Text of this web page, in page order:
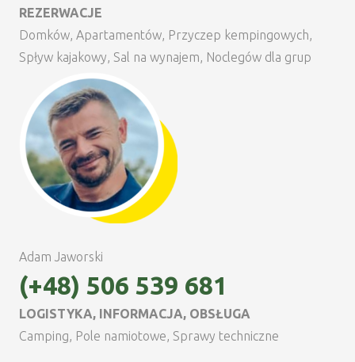
REZERWACJE
Domków, Apartamentów, Przyczep kempingowych,
Spływ kajakowy, Sal na wynajem, Noclegów dla grup
Adam Jaworski
(+48) 506 539 681
LOGISTYKA, INFORMACJA, OBSŁUGA
Camping, Pole namiotowe, Sprawy techniczne